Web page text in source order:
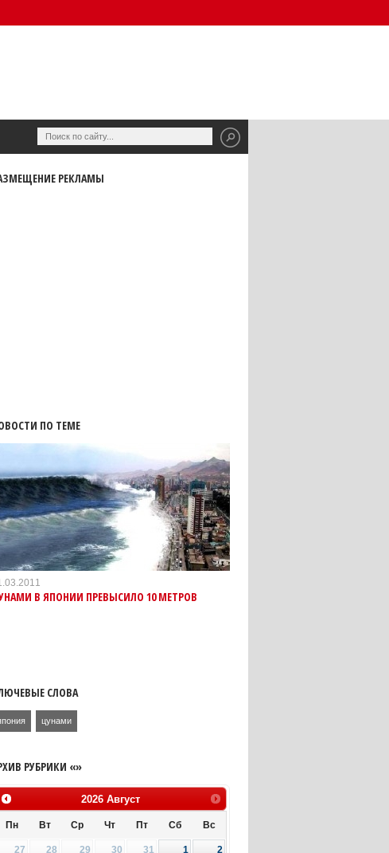
РЕКЛАМЫ
ПО ТЕМЕ
В ЯПОНИИ ПРЕВЫСИЛО 10 МЕТРОВ
СЛОВА
цунами
РУБРИКИ «»
2026 Август
Пн Вт Ср Чт Пт Сб Вс
27 28 29 30 31 1
2